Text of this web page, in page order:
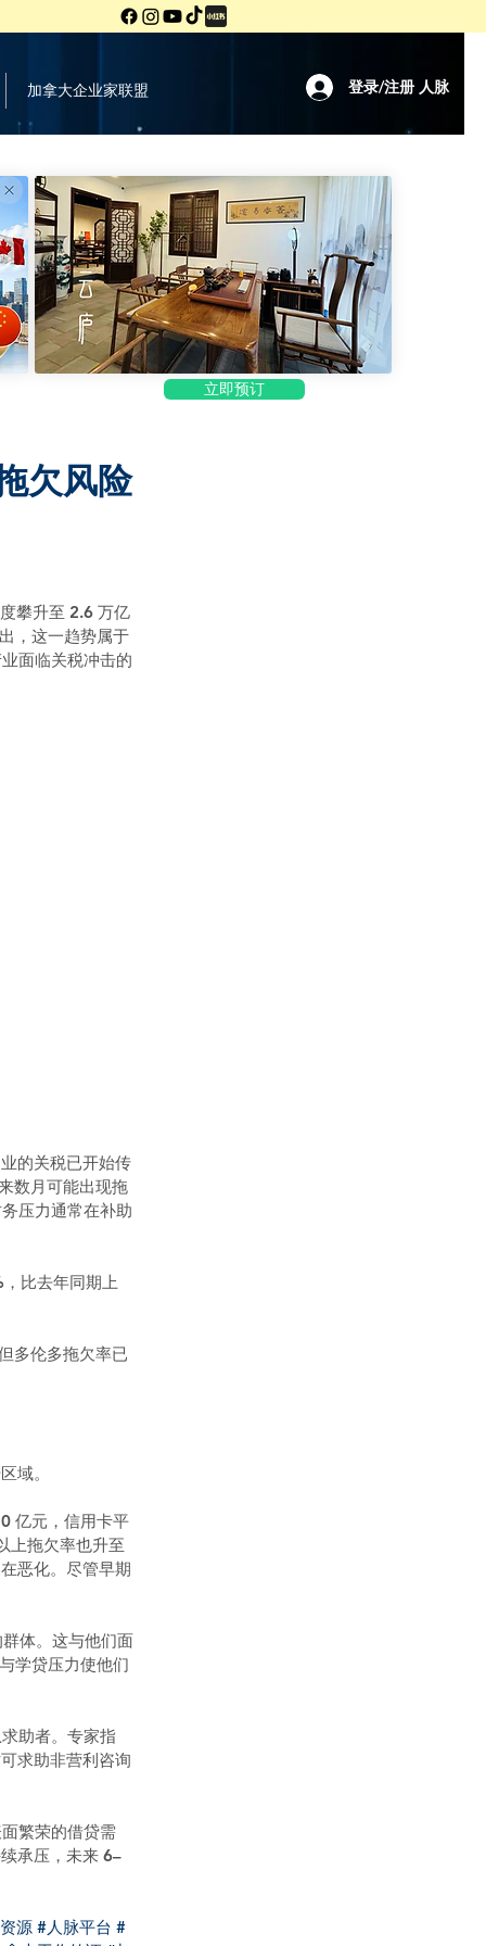
加拿大企业家联盟 登录/注册 人脉
立即预订
欠风险
攀升至 2.6 万亿
，这一趋势属于
面临关税冲击的
的关税已开始传
数月可能出现拖
压力通常在补助
比去年同期上
多伦多拖欠率已
域。
亿元，信用卡平
上拖欠率也升至
恶化。尽管早期
体。这与他们面
学贷压力使他们
助者。专家指
求助非营利咨询
繁荣的借贷需
承压，未来 6–
源 #人脉平台 #